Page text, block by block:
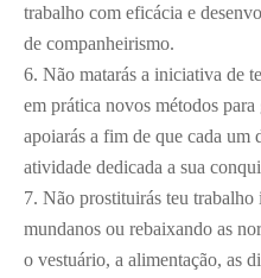
trabalho com eficácia e
de companheirismo.
6. Não matarás a iniciativa de
em prática novos métodos para
apoiarás a fim de que cada um
atividade dedicada a sua
7. Não prostituirás teu
mundanos ou rebaixando as
o vestuário, a alimentação, as